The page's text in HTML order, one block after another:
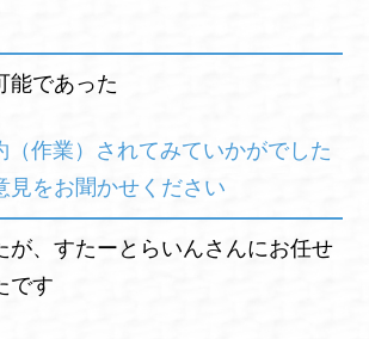
能であった
（作業）されてみていかがでした
見をお聞かせください
が、すたーとらいんさんにお任せ
です